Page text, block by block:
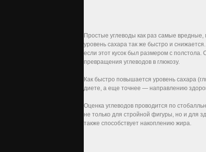
Простые углеводы как раз самые
уровень сахара так же быстро и
если этот кусок был размером с полстола.
превращения углеводов в глюкозу.
Как быстро повышается уровень сахара
диете, а еще точнее — направлению
Оценка углеводов проводится по
не только для стройной фигуры, но и для
также способствует накоплению жира.